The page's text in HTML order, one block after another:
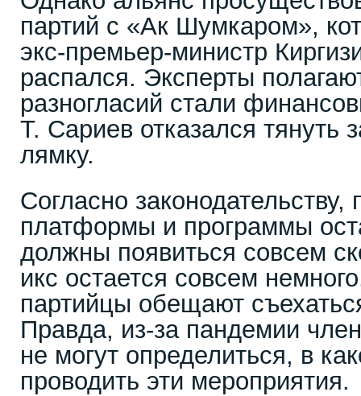
партий с «Ак Шумкаром»,
экс-премьер-министр
распался. Эксперты
разногласий стали
Т. Сариев отказался тянуть
лямку.
Согласно законодательству,
платформы и программы
должны появиться совсем
икс остается совсем
партийцы обещают
Правда, из-за пандемии
не могут определиться, в
проводить эти мероприятия.